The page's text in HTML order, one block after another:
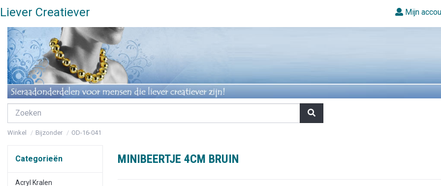
Liever Creatiever Mijn
Winkel Bijzonder OD-16-041
MINIBEERTJE 4CM BRUIN
Categorieën
Acryl Kralen